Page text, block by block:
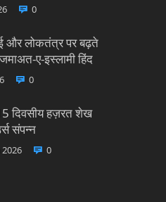
0
और लोकतंत्र पर बढ़ते
ए-इस्लामी हिंद
0
दिवसीय हज़रत शेख
संपन्न
0